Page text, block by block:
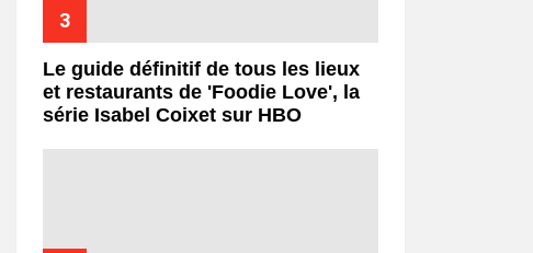
Le guide définitif de tous les lieux
et restaurants de 'Foodie Love', la
série Isabel Coixet sur HBO